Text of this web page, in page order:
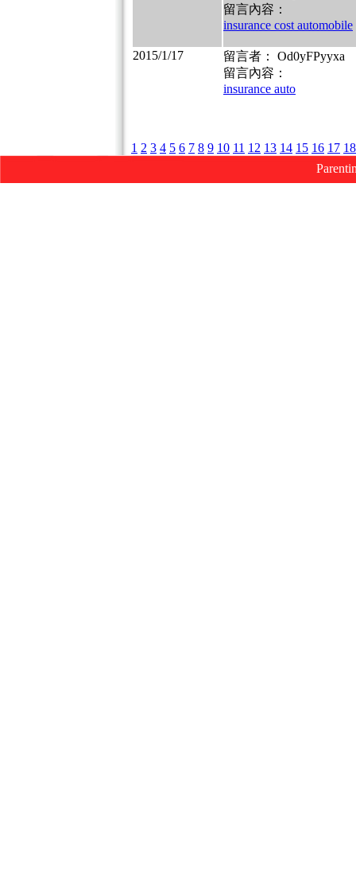
留言內容：
insurance cost automobile
2015/1/17
留言者： Od0yFPyyxa
留言內容：
insurance auto
1 2 3 4 5 6 7 8 9 10 11 12 13 14 15 16 17 18